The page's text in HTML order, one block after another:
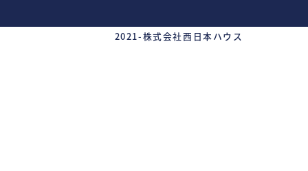
2021-株式会社西日本ハウス